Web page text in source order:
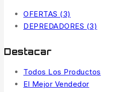
OFERTAS (3)
DEPREDADORES (3)
Destacar
Todos Los Productos
El Mejor Vendedor